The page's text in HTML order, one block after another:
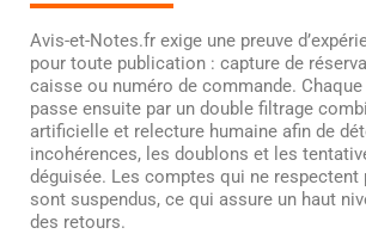
Avis-et-Notes.fr exige une preuve
pour toute publication : capture de
caisse ou numéro de commande.
passe ensuite par un double filtrage
artificielle et relecture humaine afin de
incohérences, les doublons et les
déguisée. Les comptes qui ne respectent
sont suspendus, ce qui assure un haut
des retours.